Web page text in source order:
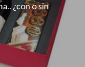
¿con o sin